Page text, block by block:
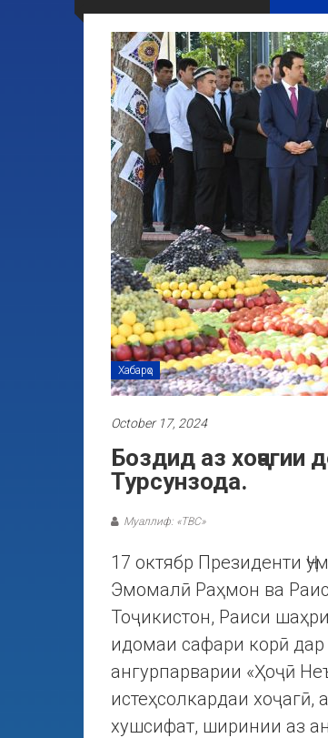
Хабарҳо
October 17, 2024
Боздид аз хоҷагии
Турсунзода.
Муаллиф: «ТВС»
17 октябр Президенти
Эмомалӣ Раҳмон ва
Тоҷикистон, Раиси
идомаи сафари корӣ дар
ангурпарварии «Ҳоҷӣ
истеҳсолкардаи хоҷагӣ,
хушсифат, ширинии аз